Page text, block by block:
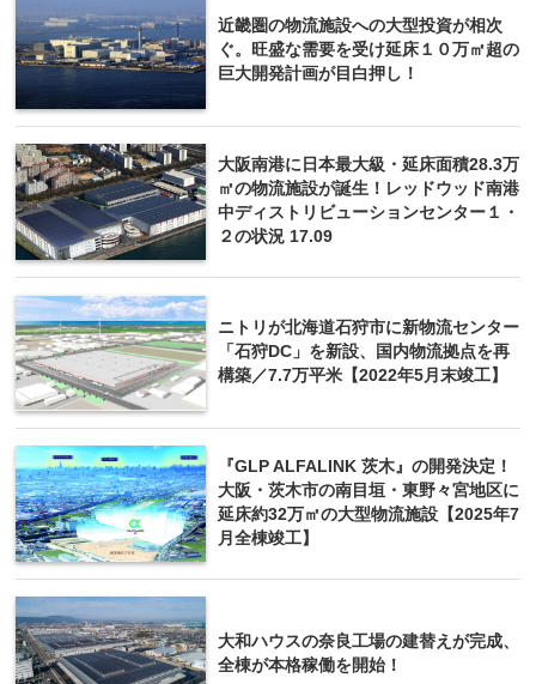
近畿圏の物流施設への大型投資が相次
ぐ。旺盛な需要を受け延床１０万㎡超の
巨大開発計画が目白押し！
大阪南港に日本最大級・延床面積28.3万
㎡の物流施設が誕生！レッドウッド南港
中ディストリビューションセンター１・
２の状況 17.09
ニトリが北海道石狩市に新物流センター
「石狩DC」を新設、国内物流拠点を再
構築／7.7万平米【2022年5月末竣工】
『GLP ALFALINK 茨木』の開発決定！
大阪・茨木市の南目垣・東野々宮地区に
延床約32万㎡の大型物流施設【2025年7
月全棟竣工】
大和ハウスの奈良工場の建替えが完成、
全棟が本格稼働を開始！